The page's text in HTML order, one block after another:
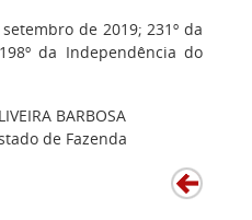
de 2019; 231º da
da Independência do
BARBOSA
de Fazenda